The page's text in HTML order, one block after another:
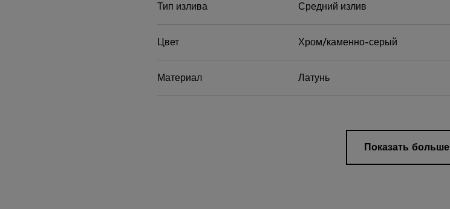
Тип излива Средний излив
Цвет Хром/каменно-серый
Материал Латунь
Показать больше